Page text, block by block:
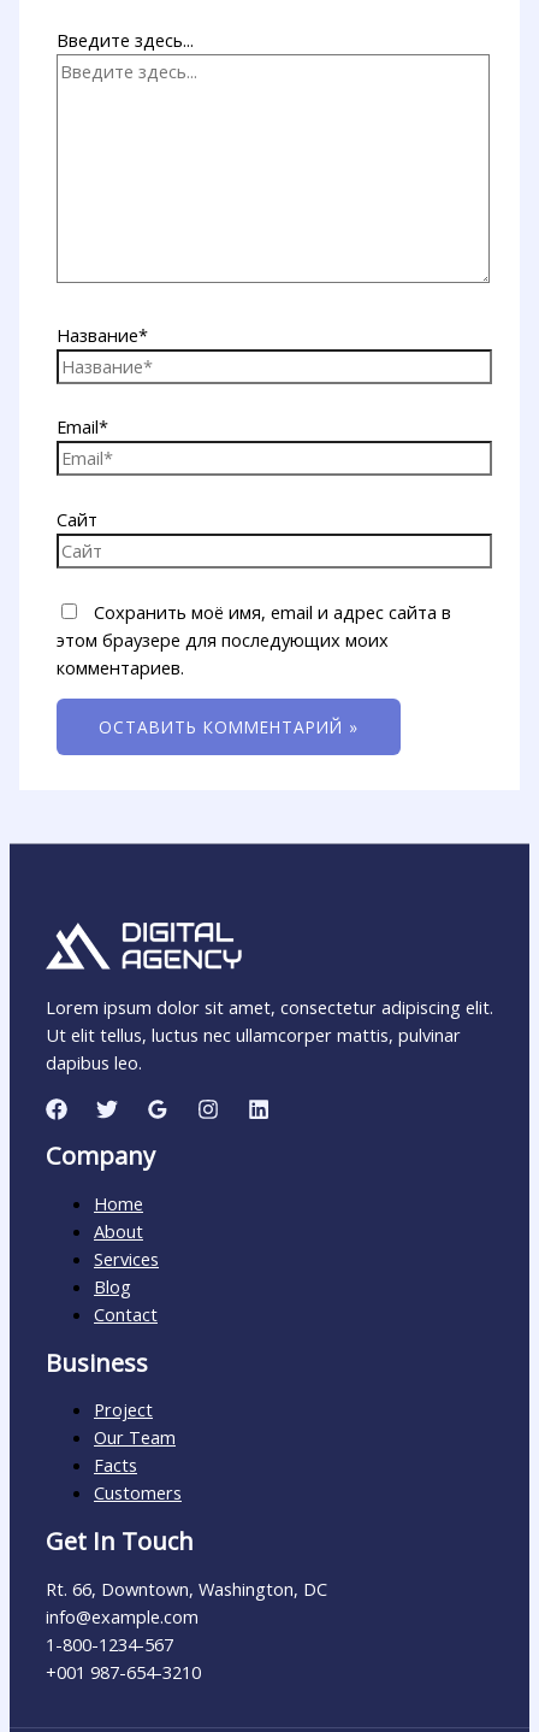
Введите здесь...
Название*
Email*
Сайт
Сохранить моё имя, email и адрес сайта в
этом браузере для последующих моих
комментариев.
Lorem ipsum dolor sit amet, consectetur adipiscing elit.
Ut elit tellus, luctus nec ullamcorper mattis, pulvinar
dapibus leo.
Company
Home
About
Services
Blog
Contact
Business
Project
Our Team
Facts
Customers
Get In Touch
Rt. 66, Downtown, Washington, DC
info@example.com​
1-800-1234-567
+001 987-654-3210